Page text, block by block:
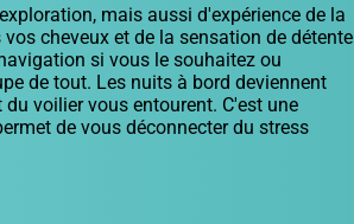
mais aussi d'expérience de la
cheveux et de la sensation de détente
si vous le souhaitez ou
de tout. Les nuits à bord deviennent
voilier vous entourent. C'est une
de vous déconnecter du stress